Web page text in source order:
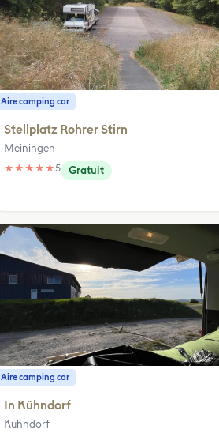
Aire camping car
Stellplatz Rohrer Stirn
Meiningen
★ ★ ★ ★ ★5 Gratuit
Aire camping car
In Kühndorf
Kühndorf